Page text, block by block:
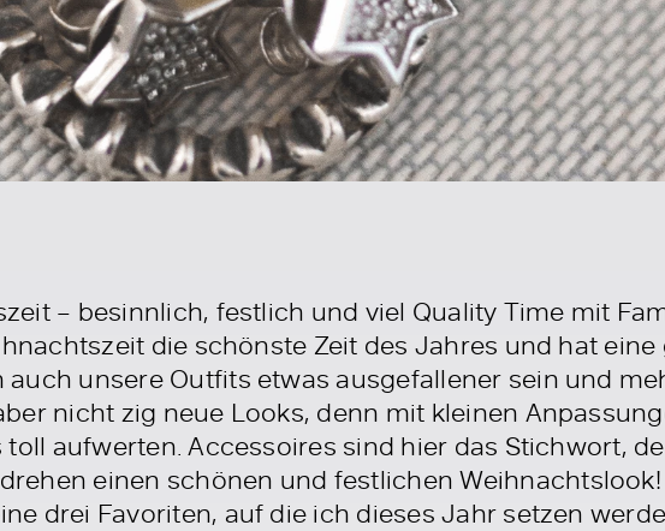
– besinnlich, festlich und viel Quality Time mit
die schönste Zeit des Jahres und hat eine
auch unsere Outfits etwas ausgefallener sein und
nicht zig neue Looks, denn mit kleinen
toll aufwerten. Accessoires sind hier das Stichwort,
einen schönen und festlichen
drei Favoriten, auf die ich dieses Jahr setzen werde.